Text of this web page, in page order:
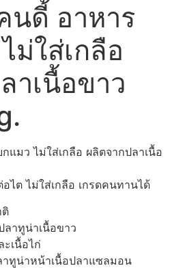
นดี้ อาหาร
ม่ใส่เกลือ
าเนื้อขาว
แมว ไม่ใส่เกลือ ผลิตจากปลาเนื้อ
ไต ไม่ใส่เกลือ เกรดคนทานได้
ลาทูน่าเนื้อขาว
เนื้อไก่
าทูน่าหน้าเนื้อปลาแซลมอน